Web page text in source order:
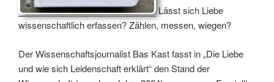
Lässt sich Liebe
wissenschaftlich erfassen? Zählen, messen, wiegen?
Der Wissenschaftsjournalist Bas Kast fasst in „Die Liebe
und wie sich Leidenschaft erklärt“ den Stand der